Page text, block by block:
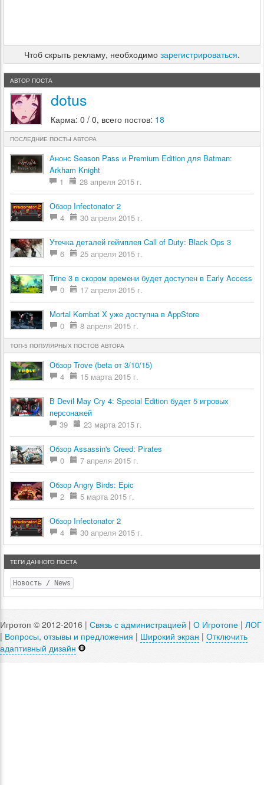
Чтоб скрыть рекламу, необходимо зарегистрироваться.
АВТОР ПОСТА
dotus
Карма: 0 / 0, всего постов: 18
ПОСЛЕДНИЕ ПОСТЫ АВТОРА
Анонс Season Pass и Premium Edition для Batman:
Arkham Knight
1
28 апреля 2015 г.
Обзор Infectonator 2
4
30 апреля 2015 г.
Утечка деталей геймплея Call of Duty: Black Ops 3
6
25 апреля 2015 г.
Trine 3 в скором времени будет доступен в Early Access
0
17 апреля 2015 г.
Mortal Kombat X уже доступна в AppStore
0
8 апреля 2015 г.
ТОП-5 ПОПУЛЯРНЫХ ПОСТОВ АВТОРА
Обзор Trove (beta от 3/10/15)
4
15 марта 2015 г.
В Devil May Cry 4: Special Edition будет 5 игровых
персонажей
39
23 марта 2015 г.
Обзор Assassin's Creed: Pirates
0
7 апреля 2015 г.
Обзор Angry Birds: Epic
2
5 марта 2015 г.
Обзор Infectonator 2
4
30 апреля 2015 г.
ТЕГИ ДАННОГО ПОСТА
Новость / News
Игротоп © 2012-2016 | Связь с администрацией | О Игротопе |ЛОГ
| Вопросы, отзывы и предложения | Широкий экран | Отключить
адаптивный дизайн